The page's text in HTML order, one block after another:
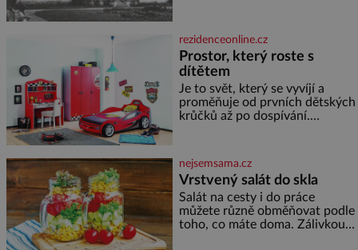
Placzek, Löw-Beer, Fuhrmann,
Kohn a Stiassni se stanou
jednou z hlavních
dramaturgických linií festivalu
židovské kultury ŠTETL FEST
2026. Některé návraty nejsou
jednoduché. Místa, která si
rezidenceonline.cz
Prostor, který roste s
dítětem
Je to svět, který se vyvíjí a
proměňuje od prvních dětských
krůčků až po dospívání.
soustředění i odpočinek a
reaguje na každou etapu života
a specifické potřeby dítěte. Pro
nejmenší je klíčová
jednoduchost, měkkost a
bezpečí, proto by pokoj
nejsemsama.cz
Vrstvený salát do skla
Salát na cesty i do práce
můžete různě obměňovat podle
toho, co máte doma. Zálivkou